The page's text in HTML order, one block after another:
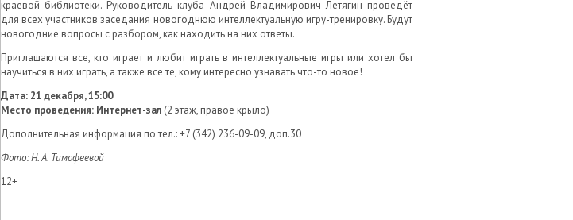
краевой библиотеки. Руководитель клуба Андрей Владимирович Летягин проведёт
для всех участников заседания новогоднюю интеллектуальную игру-тренировку. Будут
новогодние вопросы с разбором, как находить на них ответы.
Приглашаются все, кто играет и любит играть в интеллектуальные игры или хотел бы
научиться в них играть, а также все те, кому интересно узнавать что-то новое!
Дата: 21 декабря, 15:00
Место проведения: Интернет-зал (2 этаж, правое крыло)
Дополнительная информация по тел.: +7 (342) 236-09-09, доп.30
Фото: Н. А. Тимофеевой
12+